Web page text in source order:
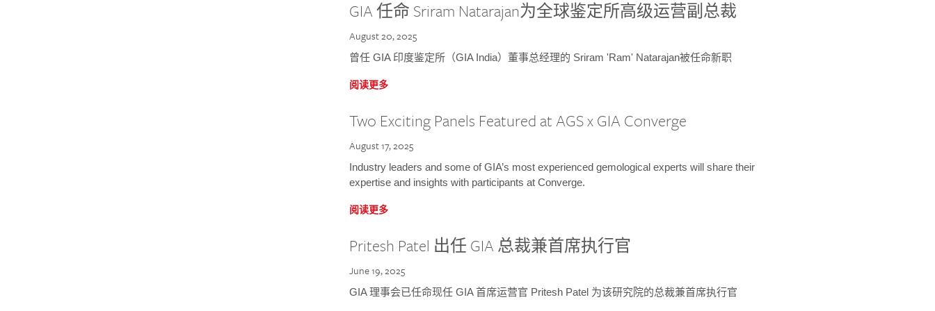
GIA 任命 Sriram Natarajan为全球鉴定所高级运营副总裁
August 20, 2025
曾任 GIA 印度鉴定所（GIA India）董事总经理的 Sriram 'Ram' Natarajan被任命新职
阅读更多
Two Exciting Panels Featured at AGS x GIA Converge
August 17, 2025
Industry leaders and some of GIA’s most experienced gemological experts will share their
expertise and insights with participants at Converge.
阅读更多
Pritesh Patel 出任 GIA 总裁兼首席执行官
June 19, 2025
GIA 理事会已任命现任 GIA 首席运营官 Pritesh Patel 为该研究院的总裁兼首席执行官